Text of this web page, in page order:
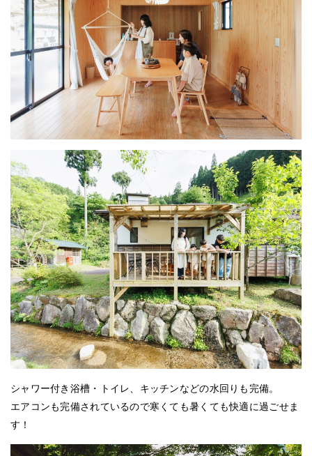
シャワー付き浴槽・トイレ、キッチンなどの水回りも完備。
エアコンも完備されているので寒くても暑くても快適に過ごせま
す！